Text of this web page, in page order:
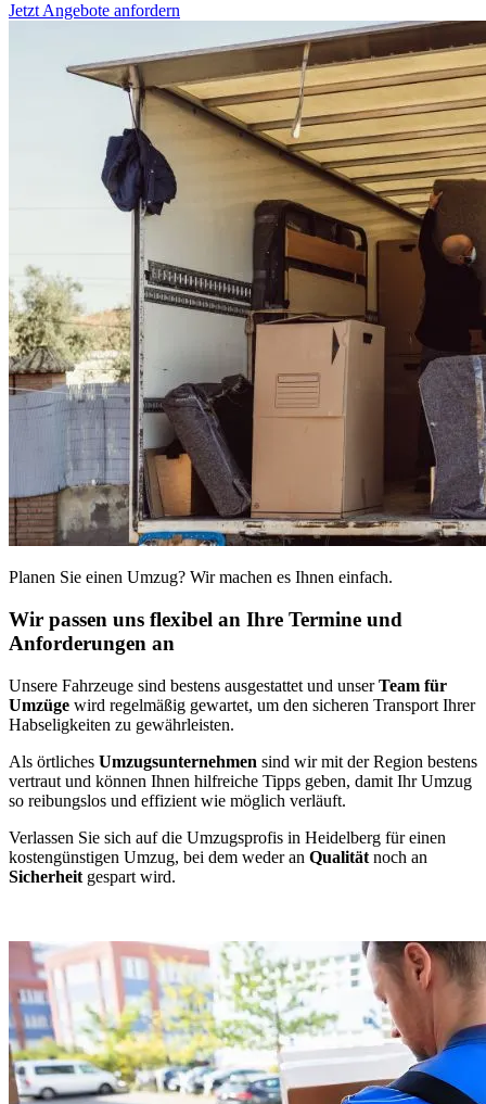
Jetzt Angebote anfordern
Planen Sie einen Umzug? Wir machen es Ihnen einfach.
Wir passen uns flexibel an Ihre Termine und
Anforderungen an
Unsere Fahrzeuge sind bestens ausgestattet und unserTeam für
Umzüge wird regelmäßig gewartet, um den sicheren Transport Ihrer
Habseligkeiten zu gewährleisten.
Als örtliches Umzugsunternehmen sind wir mit der Region bestens
vertraut und können Ihnen hilfreiche Tipps geben, damit Ihr Umzug
so reibungslos und effizient wie möglich verläuft.
Verlassen Sie sich auf die Umzugsprofis in Heidelberg für einen
kostengünstigen Umzug, bei dem weder an Qualität noch an
Sicherheit gespart wird.